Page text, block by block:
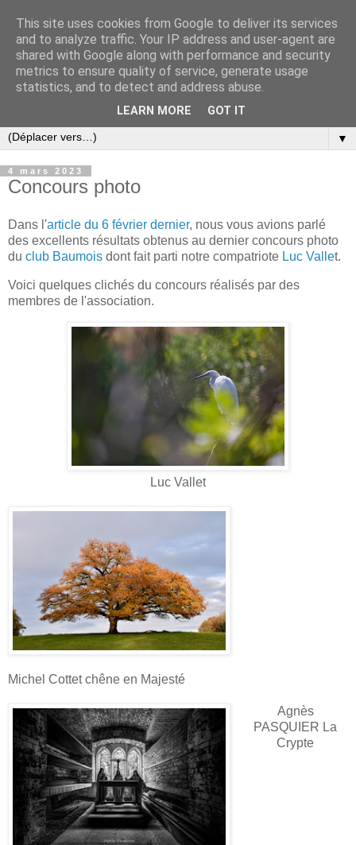
▼
4 mars 2023
Concours photo
Dans l'article du 6 février dernier, nous vous avions parlé
des excellents résultats obtenus au dernier concours photo
du club Baumois dont fait parti notre compatriote Luc Vallet.
Voici quelques clichés du concours réalisés par des
membres de l'association.
Luc Vallet
Michel Cottet chêne en Majesté
Agnès
PASQUIER La
Crypte
This site uses cookies from Google to deliver its services
and to analyze traffic. Your IP address and user-agent are
shared with Google along with performance and security
metrics to ensure quality of service, generate usage
statistics, and to detect and address abuse.
LEARN MORE GOT IT